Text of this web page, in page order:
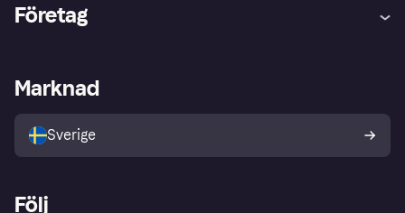
Utforska butiker
Köparskydd
Din ångerrätt
Företag
Merchant portal
Developers portal
Marknad
Sverige
Följ